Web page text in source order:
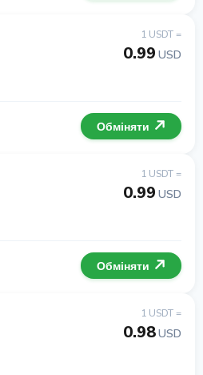
1 USDT =
0.99 USD
Обміняти
1 USDT =
0.99 USD
Обміняти
1 USDT =
0.98USD